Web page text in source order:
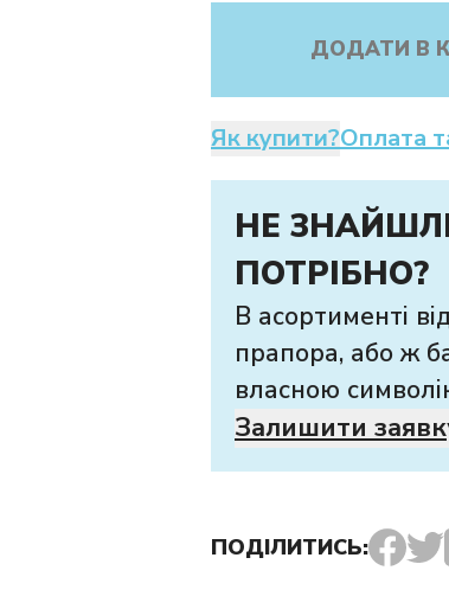
ДОДАТИ В
Як купити?Оплата
НЕ
ПОТРІБНО?
В асортименті
прапора, або ж
власною
Залишити
ПОДІЛИТИСЬ: